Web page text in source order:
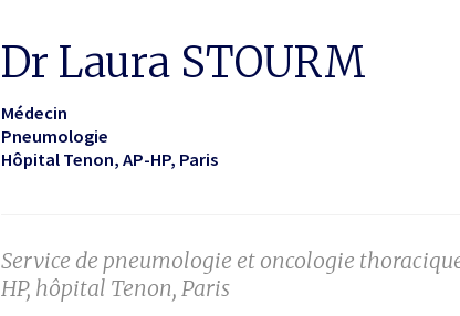
Dr Laura STOURM
Médecin
Pneumologie
Hôpital Tenon, AP-HP Paris
Service de pneumologie et oncologie
HP, hôpital Tenon, Paris